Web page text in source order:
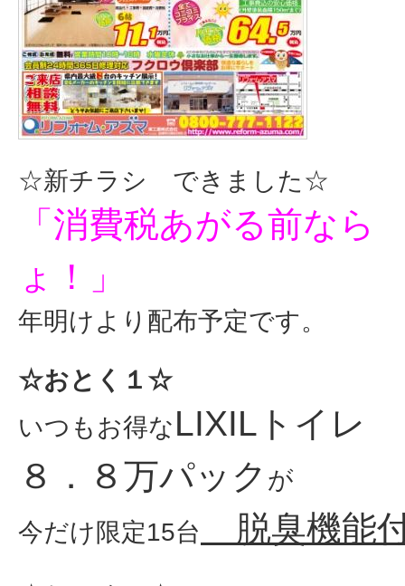
☆新チラシ できました☆
「消費税あがる前な
ょ！」
年明けより配布予定です。
☆おとく１☆
いつもお得なLIXILトイレ
８．８万パック が
今だけ限定15台
脱臭機能